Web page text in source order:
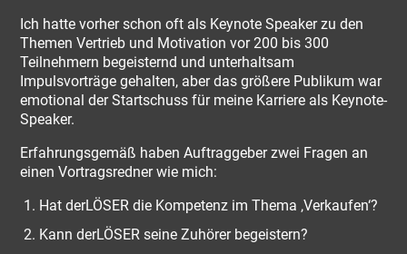
Ich hatte vorher schon oft als Keynote Speaker zu den
Themen Vertrieb und Motivation vor 200 bis 300
Teilnehmern begeisternd und unterhaltsam
Impulsvorträge gehalten, aber das größere Publikum war
emotional der Startschuss für meine Karriere als Keynote-
Speaker.
Erfahrungsgemäß haben Auftraggeber zwei Fragen an
einen Vortragsredner wie mich:
Hat derLÖSER die Kompetenz im Thema ‚Verkaufen‘?
Kann derLÖSER seine Zuhörer begeistern?